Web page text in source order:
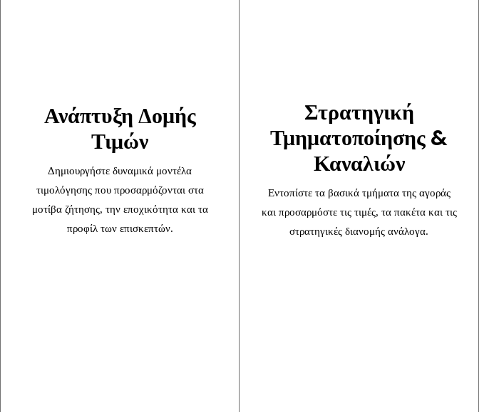
Ανάπτυξη Δομής
Τιμών
Δημιουργήστε δυναμικά μοντέλα
τιμολόγησης που προσαρμόζονται στα
μοτίβα ζήτησης, την εποχικότητα και τα
προφίλ των επισκεπτών.
Στρατηγική
Τμηματοποίησης &
Καναλιών
Εντοπίστε τα βασικά τμήματα της αγοράς
και προσαρμόστε τις τιμές, τα πακέτα και τις
στρατηγικές διανομής ανάλογα.